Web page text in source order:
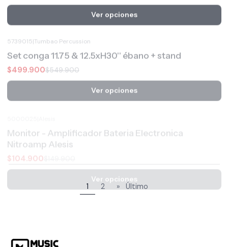
Set conga 11.75 & 12.5xH30'' ébano + stand
$499.900$549.900
Ver opciones
-30%OFF
5000025| Alesis
Monitor - Amplificador Bateria Electronica
Nitroamp Alesis
Ver opciones
1 2 » Último